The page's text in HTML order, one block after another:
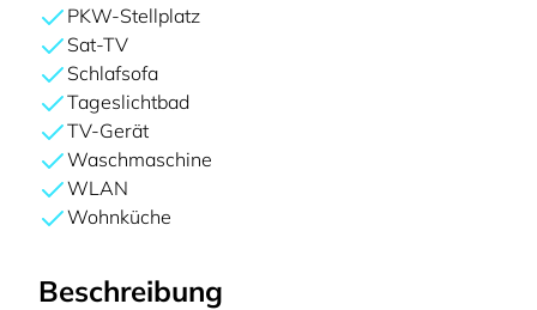
PKW-Stellplatz
Sat-TV
Schlafsofa
Tageslichtbad
TV-Gerät
Waschmaschine
WLAN
Wohnküche
Beschreibung